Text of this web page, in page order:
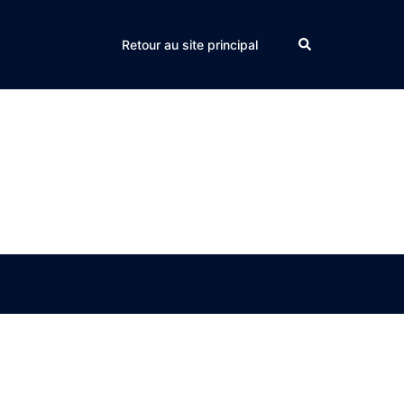
Retour au site principal Search